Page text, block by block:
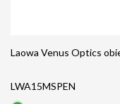
LWA15MSPEN